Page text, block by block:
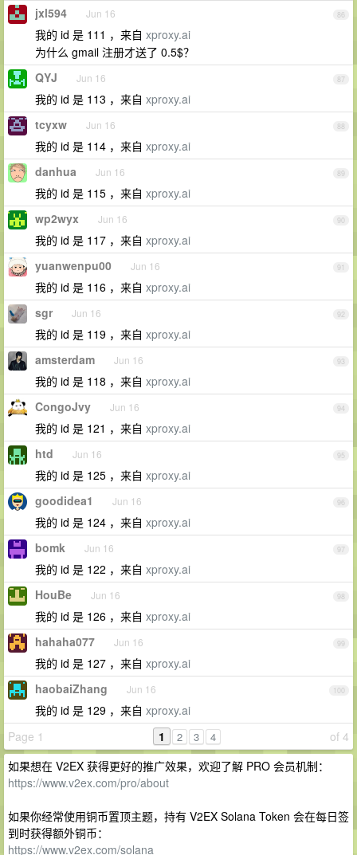
86
jxl594 Jun 16
我的 id 是 111 ，来自 xproxy.ai
为什么 gmail 注册才送了 0.5$？
87
QYJ Jun 16
我的 id 是 113 ，来自 xproxy.ai
88
tcyxw Jun 16
我的 id 是 114 ，来自 xproxy.ai
89
danhua Jun 16
我的 id 是 115 ，来自 xproxy.ai
90
wp2wyx Jun 16
我的 id 是 117 ，来自 xproxy.ai
91
yuanwenpu00 Jun 16
我的 id 是 116 ，来自 xproxy.ai
92
sgr Jun 16
我的 id 是 119 ，来自 xproxy.ai
93
amsterdam Jun 16
我的 id 是 118 ，来自 xproxy.ai
94
CongoJvy Jun 16
我的 id 是 121 ，来自 xproxy.ai
95
htd Jun 16
我的 id 是 125 ，来自 xproxy.ai
96
goodidea1 Jun 16
我的 id 是 124 ，来自 xproxy.ai
97
bomk Jun 16
我的 id 是 122 ，来自 xproxy.ai
98
HouBe Jun 16
我的 id 是 126 ，来自 xproxy.ai
99
hahaha077 Jun 16
我的 id 是 127 ，来自 xproxy.ai
100
haobaiZhang Jun 16
我的 id 是 129 ，来自 xproxy.ai
Page 1
of 4
1 2 3 4
如果想在 V2EX 获得更好的推广效果，欢迎了解 PRO 会员机制：
https://www.v2ex.com/pro/about
如果你经常使用铜币置顶主题，持有 V2EX Solana Token 会在每日签
到时获得额外铜币：
https://www.v2ex.com/solana